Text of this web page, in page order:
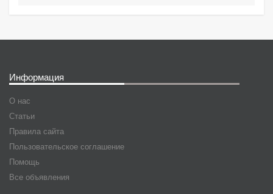
Информация
О нас
Статьи
Правила сайта
Пользовательское соглашение
Помощь
Все объявления